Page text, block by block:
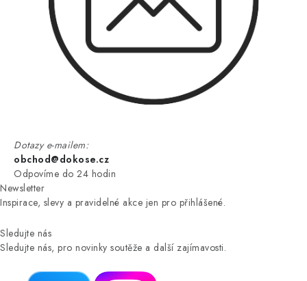
Dotazy e-mailem:
obchod@dokose.cz
Odpovíme do 24 hodin
Newsletter
Inspirace, slevy a pravidelné akce jen pro přihlášené.
Sledujte nás
Sledujte nás, pro novinky soutěže a další zajímavosti.